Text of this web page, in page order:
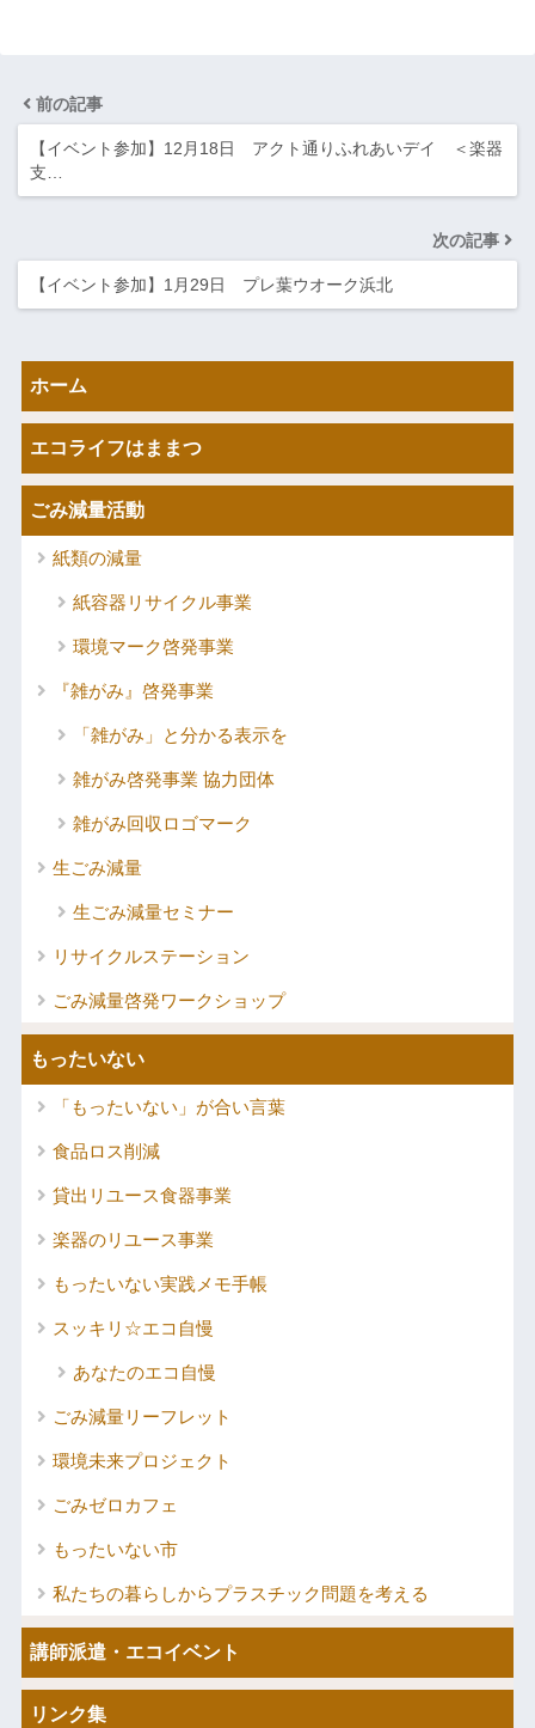
前の記事
【イベント参加】12月18日 アクト通りふれあいデイ ＜楽器
支…
次の記事
【イベント参加】1月29日 プレ葉ウオーク浜北
ホーム
エコライフはままつ
ごみ減量活動
紙類の減量
紙容器リサイクル事業
環境マーク啓発事業
『雑がみ』啓発事業
「雑がみ」と分かる表示を
雑がみ啓発事業 協力団体
雑がみ回収ロゴマーク
生ごみ減量
生ごみ減量セミナー
リサイクルステーション
ごみ減量啓発ワークショップ
もったいない
「もったいない」が合い言葉
食品ロス削減
貸出リユース食器事業
楽器のリユース事業
もったいない実践メモ手帳
スッキリ☆エコ自慢
あなたのエコ自慢
ごみ減量リーフレット
環境未来プロジェクト
ごみゼロカフェ
もったいない市
私たちの暮らしからプラスチック問題を考える
講師派遣・エコイベント
リンク集